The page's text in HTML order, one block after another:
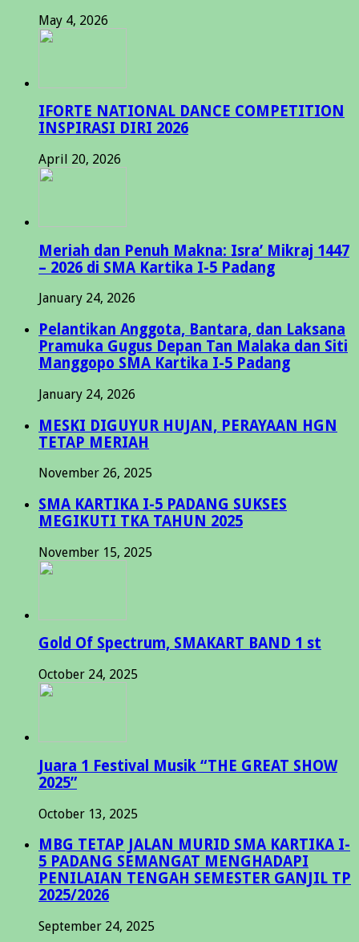
May 4, 2026
IFORTE NATIONAL DANCE COMPETITION
INSPIRASI DIRI 2026
April 20, 2026
Meriah dan Penuh Makna: Isra’ Mikraj 1447
– 2026 di SMA Kartika I-5 Padang
January 24, 2026
Pelantikan Anggota, Bantara, dan Laksana
Pramuka Gugus Depan Tan Malaka dan Siti
Manggopo SMA Kartika I-5 Padang
January 24, 2026
MESKI DIGUYUR HUJAN, PERAYAAN HGN
TETAP MERIAH
November 26, 2025
SMA KARTIKA I-5 PADANG SUKSES
MEGIKUTI TKA TAHUN 2025
November 15, 2025
Gold Of Spectrum, SMAKART BAND 1 st
October 24, 2025
Juara 1 Festival Musik “THE GREAT SHOW
2025”
October 13, 2025
MBG TETAP JALAN MURID SMA KARTIKA I-
5 PADANG SEMANGAT MENGHADAPI
PENILAIAN TENGAH SEMESTER GANJIL TP
2025/2026
September 24, 2025